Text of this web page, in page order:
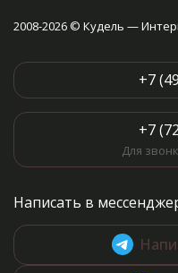
2008-2026 © Кудель —
+7
+7
Для
Написать в